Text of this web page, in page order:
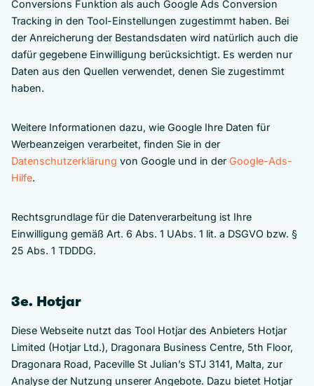
Conversions Funktion als auch Google Ads Conversion
Tracking in den Tool-Einstellungen zugestimmt haben. Bei
der Anreicherung der Bestandsdaten wird natürlich auch die
dafür gegebene Einwilligung berücksichtigt. Es werden nur
Daten aus den Quellen verwendet, denen Sie zugestimmt
haben.
Weitere Informationen dazu, wie Google Ihre Daten für
Werbeanzeigen verarbeitet, finden Sie in der
Datenschutzerklärung von Google und in der Google-Ads-
Hilfe.
Rechtsgrundlage für die Datenverarbeitung ist Ihre
Einwilligung gemäß Art. 6 Abs. 1 UAbs. 1 lit. a DSGVO bzw. §
25 Abs. 1 TDDDG.
3e. Hotjar
Diese Webseite nutzt das Tool Hotjar des Anbieters Hotjar
Limited (Hotjar Ltd.), Dragonara Business Centre, 5th Floor,
Dragonara Road, Paceville St Julian’s STJ 3141, Malta, zur
Analyse der Nutzung unserer Angebote. Dazu bietet Hotjar